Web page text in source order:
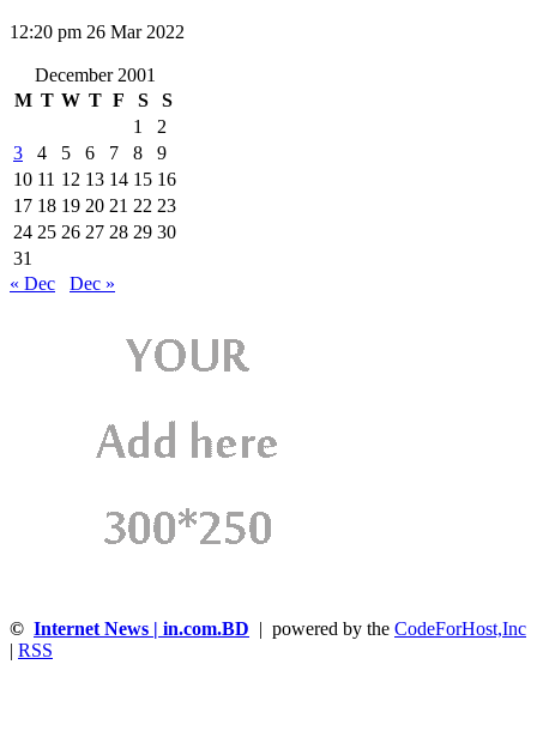
12:20 pm 26 Mar 2022
December 2001
M T W T F S
S
1
2
3
4 5 6 7 8
9
10 11 12 13 14 15 16
17 18 19 20 21 22 23
24 25 26 27 28 29 30
31
« Dec
Dec »
© Internet News | in.com.BD | powered by the CodeForHost,Inc
RSS